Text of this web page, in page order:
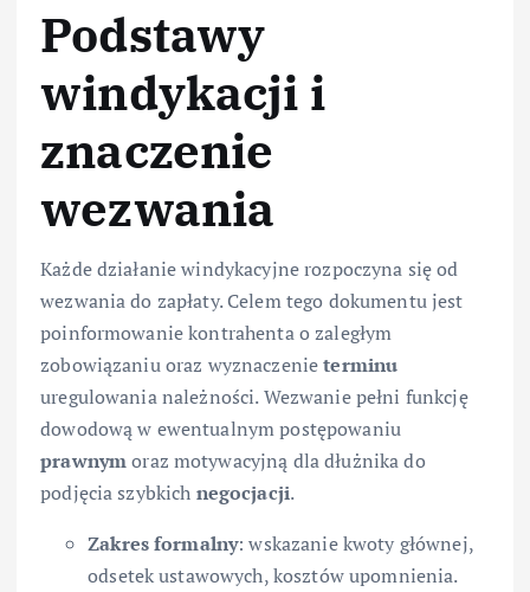
Podstawy
windykacji i
znaczenie
wezwania
Każde działanie windykacyjne rozpoczyna się od
wezwania do zapłaty. Celem tego dokumentu jest
poinformowanie kontrahenta o zaległym
zobowiązaniu oraz wyznaczenieterminu
uregulowania należności. Wezwanie pełni funkcję
dowodową w ewentualnym postępowaniu
prawnymoraz motywacyjną dla dłużnika do
podjęcia szybkich negocjacji.
Zakres formalny: wskazanie kwoty głównej,
odsetek ustawowych, kosztów upomnienia.